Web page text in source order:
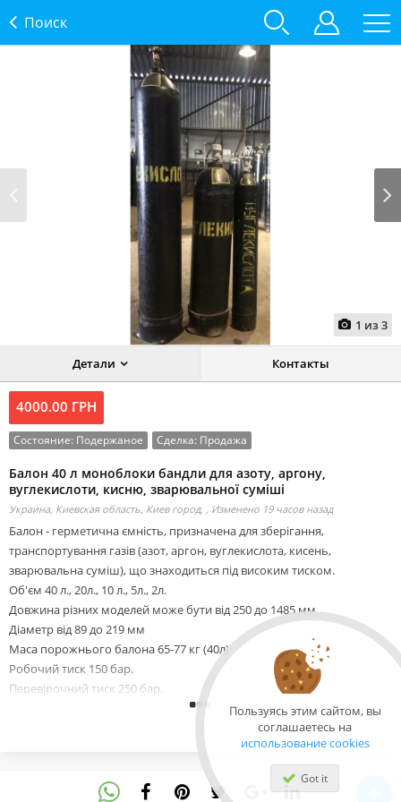
Пользуясь этим сайтом, вы
соглашаетесь на
использование cookies
Got it
Поиск
1 из 3
Детали Контакты
4000.00 ГРН
Состояние: Подержаное Сделка: Продажа
Балон 40 л моноблоки бандли для азоту, аргону,
вуглекислоти, кисню, зварювальної суміші
Украина, Киевская область, Киев город, , Изменено 19 часов назад
Балон - герметична ємність, призначена для зберігання,
транспортування газів (азот, аргон, вуглекислота, кисень,
зварювальна суміш), що знаходиться під високим тиском.
Об'єм 40 л., 20л., 10 л., 5л., 2л.
Довжина різних моделей може бути від 250 до 1485 мм.
Діаметр від 89 до 219 мм
Маса порожнього балона 65-77 кг (40л)
Робочий тиск 150 бар.
Перевірочний тиск 250 бар.
Продаж газів: азот рідкий, кисень, аргон, вуглекислота,
зварювальної суміші.